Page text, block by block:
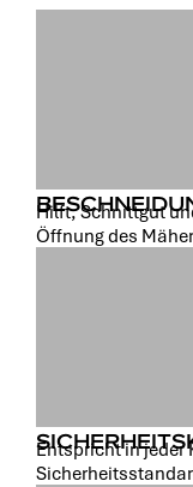
Hilft, Schnittgut
Öffnung des
Entspricht in jeder